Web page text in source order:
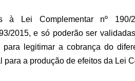
à Lei Complementar nº
2015, e só poderão ser
para legitimar a cobrança do
a produção de efeitos da Lei